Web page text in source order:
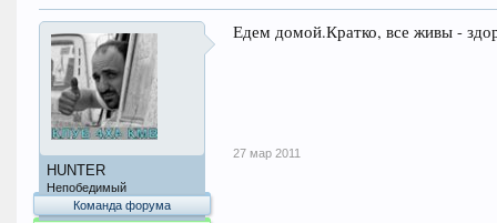
HUNTER
Непобедимый
Команда форума
Едем домой.Кратко, все живы -
27 мар 2011